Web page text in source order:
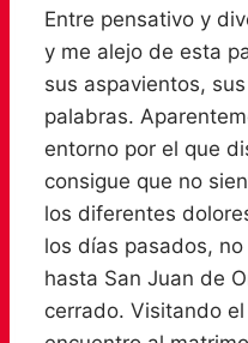
Entre pensativo y
y me alejo de esta
sus aspavientos,
palabras.
entorno por el que
consigue que no
los diferentes
los días pasados,
hasta San Juan de
cerrado. Visitando